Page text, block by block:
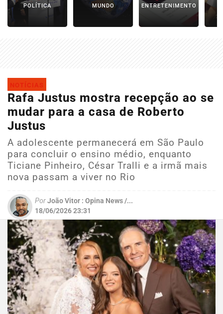
POLÍTICA MUNDO ENTRETENIMENTO
NOTÍCIAS
Rafa Justus mostra recepção ao se
mudar para a casa de Roberto
Justus
A adolescente permanecerá em São Paulo
para concluir o ensino médio, enquanto
Ticiane Pinheiro, César Tralli e a irmã mais
nova passam a viver no Rio
PorJoão Vitor : Opina News /...
18/06/2026 23:31